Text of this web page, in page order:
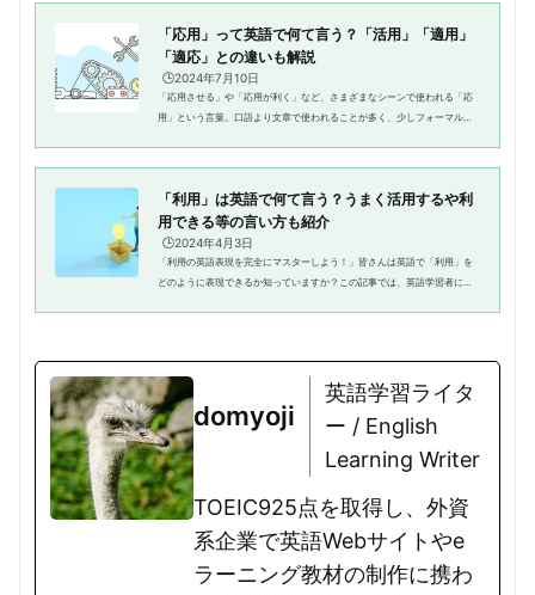
「応用」って英語で何て言う？「活用」「適用」
「適応」との違いも解説
🕒️2024年7月10日
「応用させる」や「応用が利く」など、さまざまなシーンで使われる「応
用」という言葉。口語より文章で使われることが多く、少しフォーマルな
「利用」は英語で何て言う？うまく活用するや利
用できる等の言い方も紹介
🕒️2024年4月3日
「利用の英語表現を完全にマスターしよう！」皆さんは英語で「利用」を
どのように表現できるか知っていますか？この記事では、英語学習者に向
domyoji
英語学習ライタ
ー / English
Learning Writer
TOEIC925点を取得し、外資
系企業で英語Webサイトやe
ラーニング教材の制作に携わ